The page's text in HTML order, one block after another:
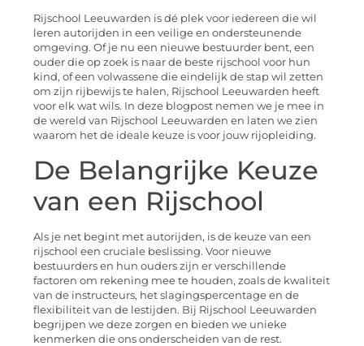
Rijschool Leeuwarden is dé plek voor iedereen die wil
leren autorijden in een veilige en ondersteunende
omgeving. Of je nu een nieuwe bestuurder bent, een
ouder die op zoek is naar de beste rijschool voor hun
kind, of een volwassene die eindelijk de stap wil zetten
om zijn rijbewijs te halen, Rijschool Leeuwarden heeft
voor elk wat wils. In deze blogpost nemen we je mee in
de wereld van Rijschool Leeuwarden en laten we zien
waarom het de ideale keuze is voor jouw rijopleiding.
De Belangrijke Keuze
van een Rijschool
Als je net begint met autorijden, is de keuze van een
rijschool een cruciale beslissing. Voor nieuwe
bestuurders en hun ouders zijn er verschillende
factoren om rekening mee te houden, zoals de kwaliteit
van de instructeurs, het slagingspercentage en de
flexibiliteit van de lestijden. Bij Rijschool Leeuwarden
begrijpen we deze zorgen en bieden we unieke
kenmerken die ons onderscheiden van de rest.